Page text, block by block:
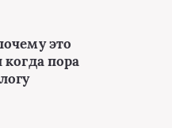
это
когда пора